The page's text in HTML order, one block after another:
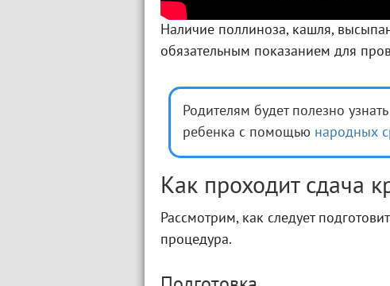
Наличие поллиноза, кашля,
обязательным показанием для
Родителям будет полезно
ребенка с помощью народных
Как проходит сдача
Рассмотрим, как следует
процедура.